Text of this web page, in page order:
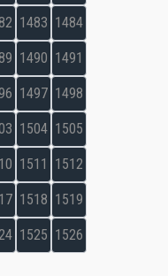
1483 1484
1490 1491
1497 1498
1504 1505
1511 1512
1518 1519
1525 1526